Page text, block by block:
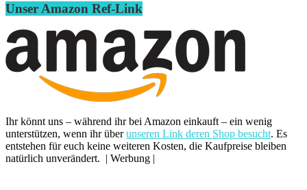
Unser Amazon Ref-Link
Ihr könnt uns – während ihr bei Amazon einkauft – ein wenig
unterstützen, wenn ihr überunseren Link deren Shop besucht. Es
entstehen für euch keine weiteren Kosten, die Kaufpreise bleiben
natürlich unverändert. | Werbung |